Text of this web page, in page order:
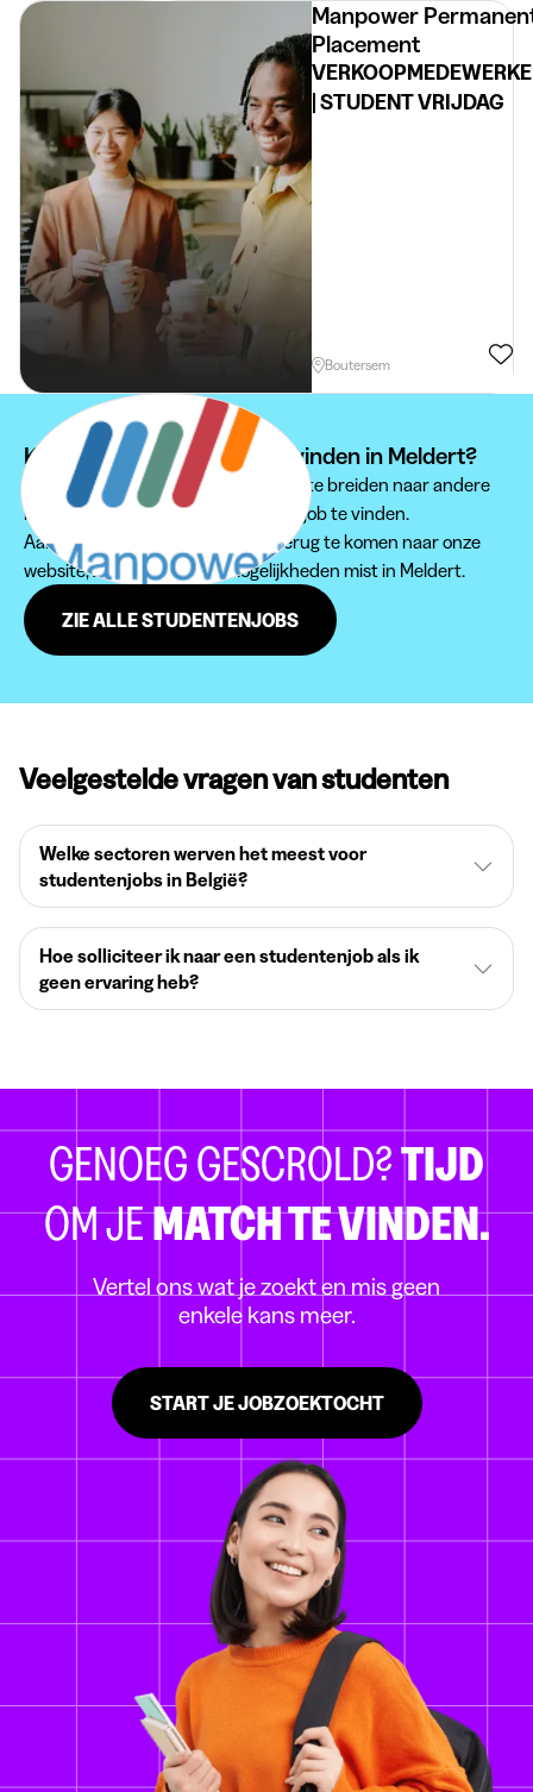
Manpower
Placement
| STUDENT VRIJDAG
Boutersem
Kan je je studentenjob niet vinden in Meldert?
Wij raden je aan om je zoektocht uit te breiden naar andere
regio's om een passende studentenjob te vinden.
Aarzel zeker niet om regelmatig terug te komen naar onze
website, zodat je geen jobmogelijkheden mist in Meldert.
ZIE ALLE STUDENTENJOBS
Veelgestelde vragen van studenten
Welke sectoren werven het meest voor
studentenjobs in België?
Hoe solliciteer ik naar een studentenjob als ik
geen ervaring heb?
GENOEG GESCROLD?TIJD
OM JEMATCH TE VINDEN.
Vertel ons wat je zoekt en mis geen
enkele kans meer.
START JE JOBZOEKTOCHT